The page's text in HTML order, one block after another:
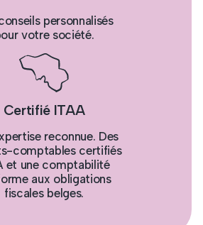
personnalisés
votre société.
Certifié ITAA
reconnue. Des
comptables certifiés
et une comptabilité
aux obligations
fiscales belges.